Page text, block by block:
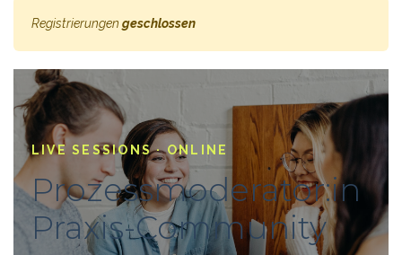
Registrierungen geschlossen
LIVE SESSIONS · ONLINE
Prozessmoderator:in
Praxis-Community